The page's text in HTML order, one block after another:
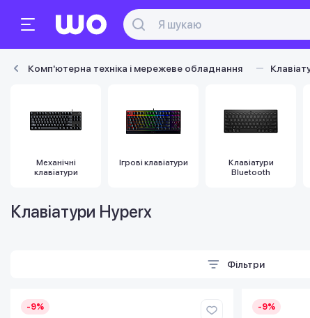
Комп'ютерна техніка і мережеве обладнання
Механічні
клавіатури
Ігрові клавіатури
Клавіатури
Bluetooth
Клавіатури Hyperx
Фільтри
-9% -9%